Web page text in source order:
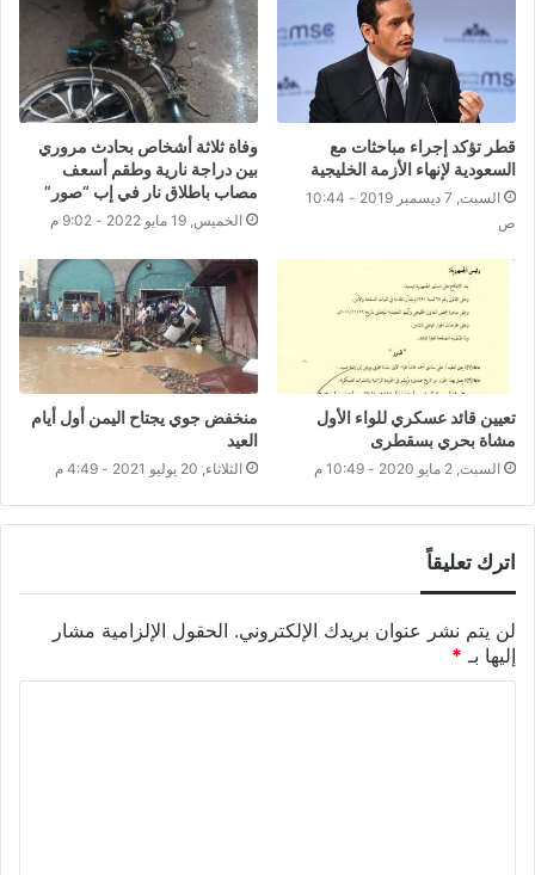
قطر تؤكد إجراء مباحثات مع
السعودية لإنهاء الأزمة الخليجية
السبت, 7 ديسمبر 2019 - 10:44
ص
وفاة ثلاثة أشخاص بحادث مروري
بين دراجة نارية وطقم أسعف
مصاب باطلاق نار في إب “صور”
الخميس, 19 مايو 2022 - 9:02 م
تعيين قائد عسكري للواء الأول
مشاة بحري بسقطرى
السبت, 2 مايو 2020 - 10:49 م
منخفض جوي يجتاح اليمن أول أيام
العيد
الثلاثاء, 20 يوليو 2021 - 4:49 م
اترك تعليقاً
لن يتم نشر عنوان بريدك الإلكتروني. الحقول الإلزامية مشار
إليها بـ *